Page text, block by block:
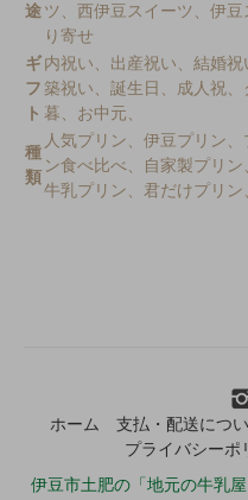
途 ツ、西伊豆スイーツ、伊
り寄せ
ギ
フ
ト
内祝い、出産祝い、結婚
築祝い、誕生日、成人祝
暮、お中元、
種
類
人気プリン、伊豆プリン
ン食べ比べ、自家製プリン
牛乳プリン、君だけプリン
ホーム 支払・配送につ
プライバシーポ
伊豆市土肥の「地元の牛乳